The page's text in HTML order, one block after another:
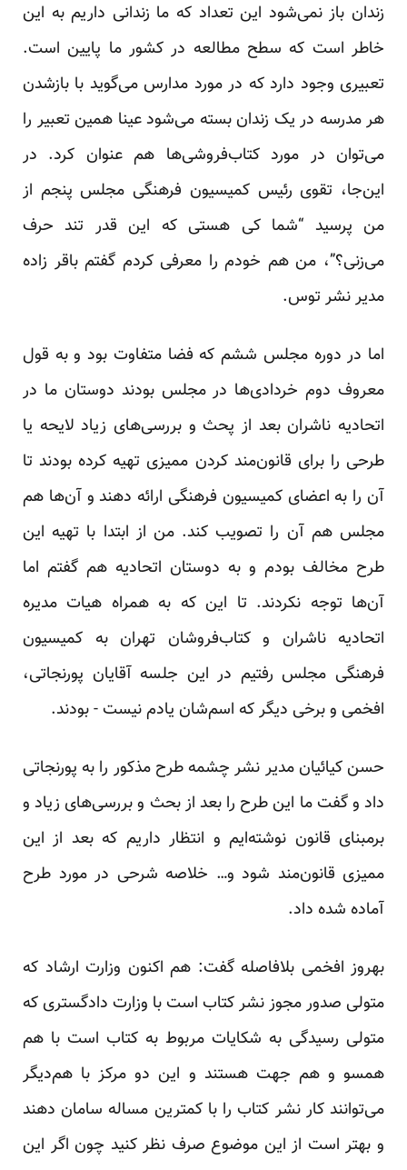
زندان باز نمی‌شود این تعداد که ما زندانی داریم به این
خاطر است که سطح مطالعه در کشور ما پایین است.
تعبیری وجود دارد که در مورد مدارس می‌گوید با بازشدن
هر مدرسه در یک زندان بسته می‌شود عینا همین تعبیر را
می‌توان در مورد کتاب‌فروشی‌ها هم عنوان کرد. در
این‌جا، تقوی رئیس کمیسیون فرهنگی مجلس پنجم از
من پرسید “شما کی هستی که این قدر تند حرف
می‌زنی؟”، من هم خودم را معرفی کردم گفتم باقر زاده
مدیر نشر توس.
اما در دوره مجلس ششم که فضا متفاوت بود و به قول
معروف دوم خردادی‌ها در مجلس بودند دوستان ما در
اتحادیه ناشران بعد از پحث و بررسی‌های زیاد لایحه یا
طرحی را برای قانون‌مند کردن ممیزی تهیه کرده بودند تا
آن را به اعضای کمیسیون فرهنگی ارائه دهند و آن‌ها هم
مجلس هم آن را تصویب کند. من از ابتدا با تهیه این
طرح مخالف بودم و به دوستان اتحادیه هم گفتم اما
آن‌ها توجه نکردند. تا این که به همراه هیات مدیره
اتحادیه ناشران و کتاب‌فروشان تهران به کمیسیون
فرهنگی مجلس رفتیم در این جلسه آقایان پورنجاتی،
افخمی و برخی دیگر که اسم‌شان یادم نیست - بودند.
حسن کیائیان مدیر نشر چشمه طرح مذکور را به پورنجاتی
داد و گفت ما این طرح را بعد از بحث و بررسی‌های زیاد و
برمبنای قانون نوشته‌ایم و انتظار داریم که بعد از این
ممیزی قانون‌مند شود و… خلاصه شرحی در مورد طرح
آماده شده داد.
بهروز افخمی بلافاصله گفت: هم اکنون وزارت ارشاد که
متولی صدور مجوز نشر کتاب است با وزارت دادگستری که
متولی رسیدگی به شکایات مربوط به کتاب است با هم
همسو و هم جهت هستند و این دو مرکز با هم‌دیگر
می‌توانند کار نشر کتاب را با کمترین مساله سامان دهند
و بهتر است از این موضوع صرف نظر کنید چون اگر این